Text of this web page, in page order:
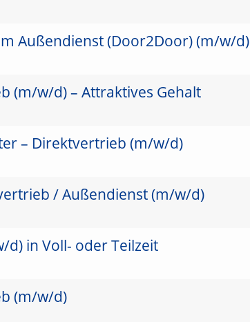
Außendienst (Door2Door) (m/w/d)
(m/w/d) – Attraktives Gehalt
– Direktvertrieb (m/w/d)
/ Außendienst (m/w/d)
in Voll- oder Teilzeit
(m/w/d)